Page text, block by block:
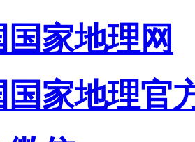
国家地理网
国家地理官